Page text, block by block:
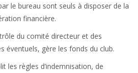
le bureau sont seuls à disposer de la
financière.
du comité directeur et des
éventuels, gère les fonds du club.
les règles d’indemnisation, de